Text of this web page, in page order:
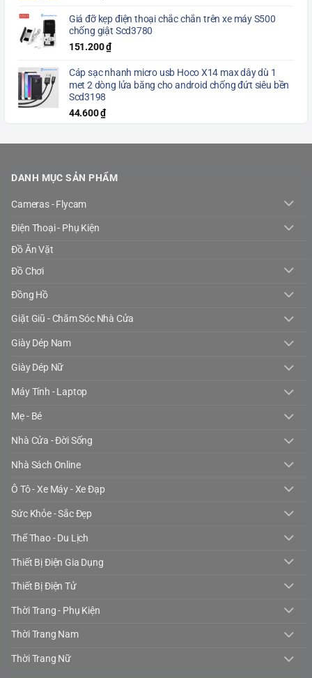
Giá đỡ kẹp điện thoại chắc chắn trên xe máy S500
chống giật Scd3780
151.200₫
Cáp sạc nhanh micro usb Hoco X14 max dây dù 1
met 2 dòng lửa băng cho android chống đứt siêu bền
Scd3198
44.600₫
DANH MỤC SẢN PHẨM
Cameras - Flycam
Điện Thoại - Phụ Kiện
Đồ Ăn Vặt
Đồ Chơi
Đồng Hồ
Giặt Giũ - Chăm Sóc Nhà Cửa
Giày Dép Nam
Giày Dép Nữ
Máy Tính - Laptop
Mẹ - Bé
Nhà Cửa - Đời Sống
Nhà Sách Online
Ô Tô - Xe Máy - Xe Đạp
Sức Khỏe - Sắc Đẹp
Thể Thao - Du Lịch
Thiết Bị Điện Gia Dụng
Thiết Bị Điện Tử
Thời Trang - Phụ Kiện
Thời Trang Nam
Thời Trang Nữ